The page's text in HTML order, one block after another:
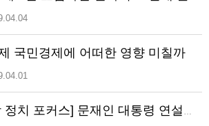
국민경제에 어떠한 영향 미칠까
[월간중앙 정치 포커스] 문재인 대통령 연설문 팩트체크